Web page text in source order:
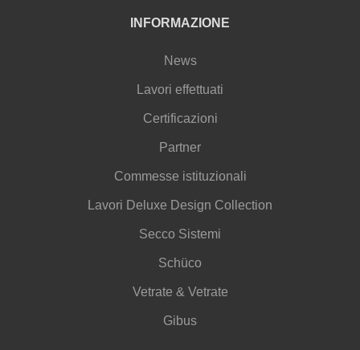
INFORMAZIONE
News
Lavori effettuati
Certificazioni
Partner
Commesse istituzionali
Lavori Deluxe Design Collection
Secco Sistemi
Schüco
Vetrate & Vetrate
Gibus